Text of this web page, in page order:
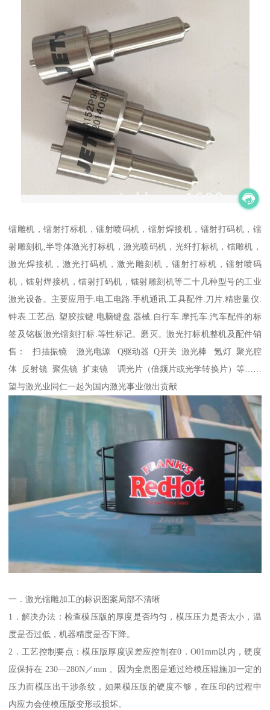
镭雕机，镭射打标机，镭射喷码机，镭射焊接机，镭射打码机，镭
射雕刻机,半导体激光打标机，激光喷码机，光纤打标机，镭雕机，
激光焊接机，激光打码机，激光雕刻机，镭射打标机，镭射喷码
机，镭射焊接机，镭射打码机，镭射雕刻机等二十几种型号的工业
激光设备。主要应用于.电工电路.手机通讯.工具配件.刀片.精密量仪.
钟表.工艺品. 塑胶按键.电脑键盘.器械.自行车.摩托车.汽车配件的标
签及铭板激光镭刻打标.等性标记。磨灭。激光打标机整机及配件销
售： 扫描振镜 激光电源 Q驱动器 Q开关 激光棒 氪灯 聚光腔
体 反射镜 聚焦镜 扩束镜 调光片（倍频片或光学转换片）等……
望与激光业同仁一起为国内激光事业做出贡献
一．激光镭雕加工的标识图案局部不清晰
1．解决办法：检查模压版的厚度是否均匀，模压压力是否太小，温
度是否过低，机器精度是否下降。
2．工艺控制要点：模压版厚度误差应控制在0．O01mm以内，硬度
应保持在 230—280N／mm 。因为全息图是通过给模压辊施加一定的
压力而模压出干涉条纹，如果模压版的硬度不够，在压印的过程中
内应力会使模压版变形或损坏。